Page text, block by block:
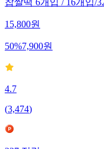
찹쌀떡 6개입 / 16개입/
15,800원
50%7,900원
4.7
(3,474)